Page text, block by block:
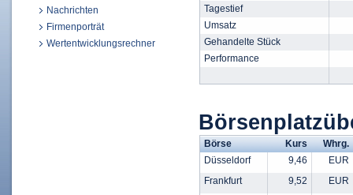
Nachrichten
Firmenporträt
Wertentwicklungsrechner
Tagestief
Umsatz
Gehandelte Stück
Performance
Börse Kurs
Whrg.
Düsseldorf
9,46
EUR
Frankfurt
9,52
EUR